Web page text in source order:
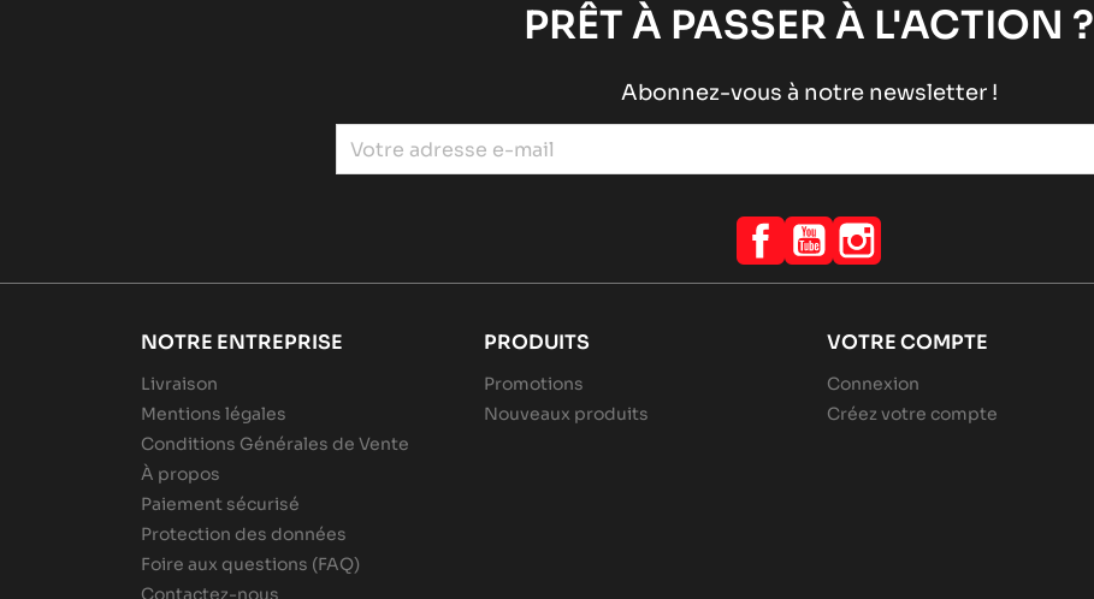
PRÊT À PASSER À L'ACTION ?
Abonnez-vous à notre newsletter !
Facebook
YouTube
NOTRE ENTREPRISE
Livraison
Mentions légales
Conditions Générales de Vente
À propos
Paiement sécurisé
Protection des données
Foire aux questions (FAQ)
Contactez-nous
PRODUITS
Promotions
Nouveaux produits
VOTRE COMPTE
Connexion
Créez votre compte